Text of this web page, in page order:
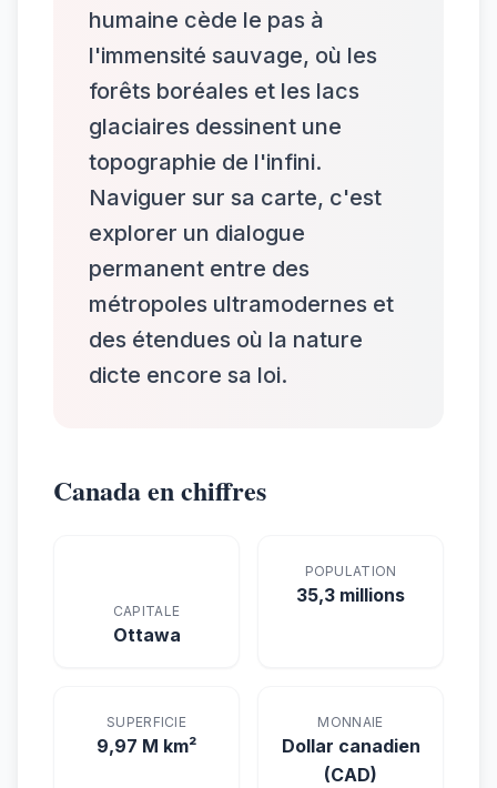
humaine cède le pas à
l'immensité sauvage, où les
forêts boréales et les lacs
glaciaires dessinent une
topographie de l'infini.
Naviguer sur sa carte, c'est
explorer un dialogue
permanent entre des
métropoles ultramodernes et
des étendues où la nature
dicte encore sa loi.
Canada en chiffres
CAPITALE
Ottawa
POPULATION
35,3 millions
SUPERFICIE
9,97 M km²
MONNAIE
Dollar canadien
(CAD)